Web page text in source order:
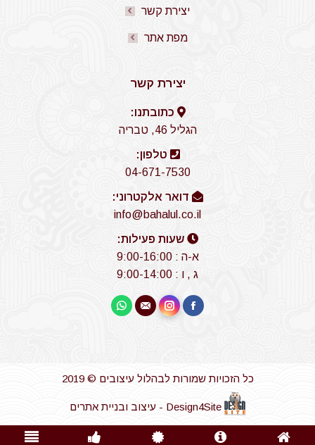
יצירת קשר
מפת אתר
יצירת קשר
כתובתנו:
הגליל 46, טבריה
טלפון:
04-671-7530
דואר אלקטרוני:
info@bahalul.co.il
שעות פעילות:
א-ה : 9:00-16:00
ג , ו : 9:00-14:00
Facebook
Instagram
Mail
Whatsapp
כל הזכויות שמורות לבהלול עיצובים © 2019
Design4Site - עיצוב ובניית אתרים